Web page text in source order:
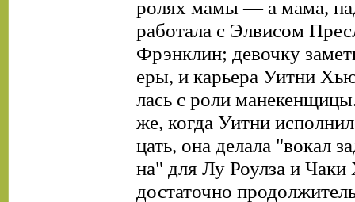
ролях мамы — а мама,
работала с Элвисом
Фрэнклин; девочку
еры, и карьера Уитни
лась с роли
же, когда Уитни
цать, она делала "вокал
на" для Лу Роулза и
достаточно